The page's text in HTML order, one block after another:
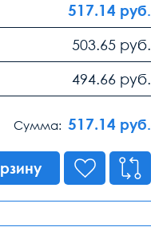
517.14 руб.
503.65 руб.
494.66 руб.
Сумма: 517.14 руб.